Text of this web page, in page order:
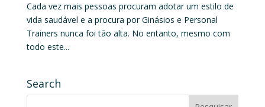
Cada vez mais pessoas procuram adotar um estilo de
vida saudável e a procura por Ginásios e Personal
Trainers nunca foi tão alta. No entanto, mesmo com
todo este...
Search